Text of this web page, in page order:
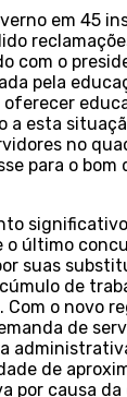
em 45
com o
pela
a esta
no
para o bom
o último
suas
de
o novo
de
de
por causa